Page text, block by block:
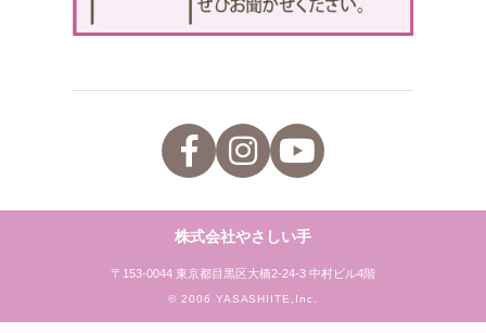
株式会社やさしい手
〒153-0044 東京都目黒区大橋2-24-3 中村ビル4階
© 2006 YASASHIITE,Inc.